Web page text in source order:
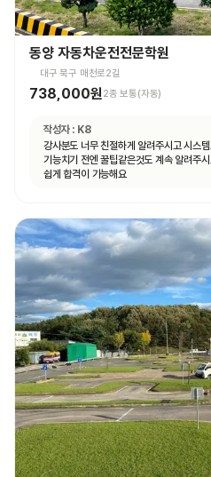
동양 자동차운전전문학원
대구 북구 매천로2길
738,000원2종 보통(자동)
작성자 : K8
강사분도 너무 친절하게 알려주시고 시스
기능치기 전엔 꿀팁같은것도 계속 알려주
쉽게 합격이 가능해요